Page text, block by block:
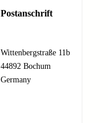
Postanschrift
Wittenbergstraße 11b
44892 Bochum
Germany